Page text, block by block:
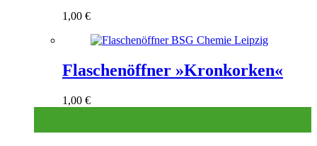
1,00 €
Flaschenöffner »Kronkorken«
1,00 €